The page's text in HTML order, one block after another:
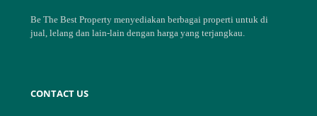
Be The Best Property menyediakan berbagai properti untuk di
jual, lelang dan lain-lain dengan harga yang terjangkau.
CONTACT US